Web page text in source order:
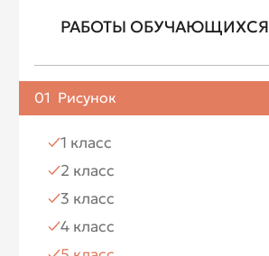
РАБОТЫ ОБУЧАЮЩИХСЯ
01 Рисунок
1 класс
2 класс
3 класс
4 класс